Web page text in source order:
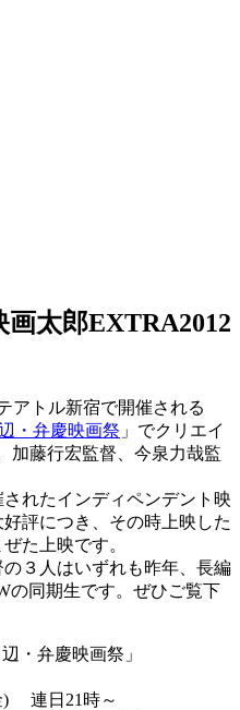
太郎EXTRA2012
アトル新宿で開催される
・弁慶映画祭 」でクリエイ
加藤行宏監督、今泉力哉監
れたインディペンデント映
評につき、その時上映した
た上映です。
３人はいずれも昨年、長編
の同期生です。ぜひご覧下
・弁慶映画祭」
) 連日21時～